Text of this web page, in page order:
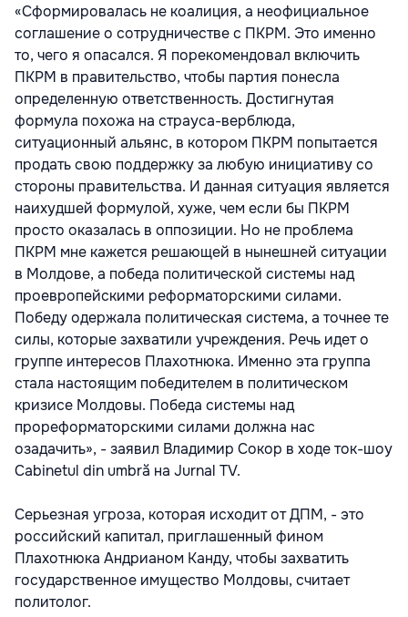
«Сформировалась не коалиция, а неофициальное
соглашение о сотрудничестве с ПКРМ. Это именно
то, чего я опасался. Я порекомендовал включить
ПКРМ в правительство, чтобы партия понесла
определенную ответственность. Достигнутая
формула похожа на страуса-верблюда,
ситуационный альянс, в котором ПКРМ попытается
продать свою поддержку за любую инициативу со
стороны правительства. И данная ситуация является
наихудшей формулой, хуже, чем если бы ПКРМ
просто оказалась в оппозиции. Но не проблема
ПКРМ мне кажется решающей в нынешней ситуации
в Молдове, а победа политической системы над
проевропейскими реформаторскими силами.
Победу одержала политическая система, а точнее те
силы, которые захватили учреждения. Речь идет о
группе интересов Плахотнюка. Именно эта группа
стала настоящим победителем в политическом
кризисе Молдовы. Победа системы над
прореформаторскими силами должна нас
озадачить», - заявил Владимир Сокор в ходе ток-шоу
Cabinetul din umbră на Jurnal TV.
Серьезная угроза, которая исходит от ДПМ, - это
российский капитал, приглашенный фином
Плахотнюка Андрианом Канду, чтобы захватить
государственное имущество Молдовы, считает
политолог.